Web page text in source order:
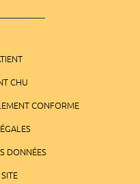
CHU
CONFORME
DONNÉES